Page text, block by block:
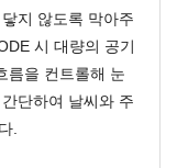
지 않도록 막아주
시 대량의 공기
름을 컨트롤해 눈
단하여 날씨와 주
.